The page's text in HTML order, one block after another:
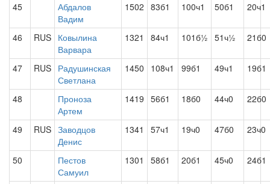
45
Абдалов
Вадим
1502 83б1 100ч1 50б1 20ч1
46 RUS Ковылина
Варвара
1321 84ч1 101б½ 51ч½ 21б0
47 RUS Радушинская
Светлана
1450 108ч1 99б1 49ч1 19б1
48
Проноза
Артем
1419 56б1 18б0 44ч0 22б0
49 RUS Заводцов
Денис
1341 57ч1 19ч0 47б0 23ч0
50
Пестов
Самуил
1301 58б1 20б1 45ч0 24б1